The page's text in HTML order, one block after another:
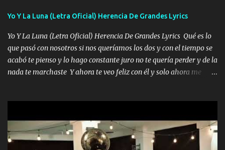
pasión en la troca tus labios besándome yo quitándote la ropa no
quiero que sea nunca con otra yo quiero llevarte a la Luna y si
quieres en ese momento te pido que seas mi esposa Chingada
madre no quiero dejar de tenerte no ayuda la p'uta loquera y al
chile quisiera ser menos de ti dependiente la pinche tristeza me
encierra princesa tu sabes que nunca saldras de mi mente Ella era
Yo Y La Luna (Letra Oficial) Herencia De Grandes Lyrics
Yo Y La Luna (Letra Oficial) Herencia De Grandes Lyrics Qué es lo
que pasó con nosotros si nos queríamos los dos y con el tiempo se
acabó te pienso y lo hago constante juro no te quería perder y de la
nada te marchaste Y ahora te veo feliz con él y solo ahora me
pero eso ya no va a pasar me perderé en la soledad Porque me
mirabas bonito si yo no fui el final feliz el final fue triste pa mí Y
duele no tenerte aquí sabiendo que moría por ti yo y la luna